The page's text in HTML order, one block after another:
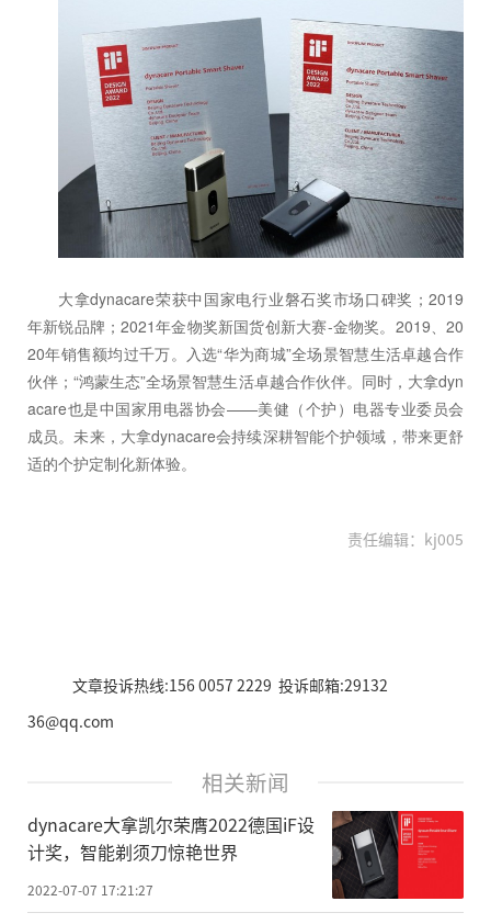
大拿dynacare荣获中国家电行业磐石奖市场口碑奖；2019
年新锐品牌；2021年金物奖新国货创新大赛-金物奖。2019、20
20年销售额均过千万。入选“华为商城”全场景智慧生活卓越合作
伙伴；“鸿蒙生态”全场景智慧生活卓越合作伙伴。同时，大拿dyn
acare也是中国家用电器协会——美健（个护）电器专业委员会
成员。未来，大拿dynacare会持续深耕智能个护领域，带来更舒
适的个护定制化新体验。
责任编辑：kj005
文章投诉热线:156 0057 2229 投诉邮箱:29132
36@qq.com
相关新闻
dynacare大拿凯尔荣膺2022德国iF设
计奖，智能剃须刀惊艳世界
2022-07-07 17:21:27